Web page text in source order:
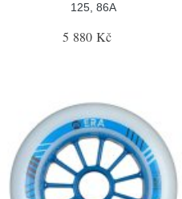
125, 86A
5 880 Kč